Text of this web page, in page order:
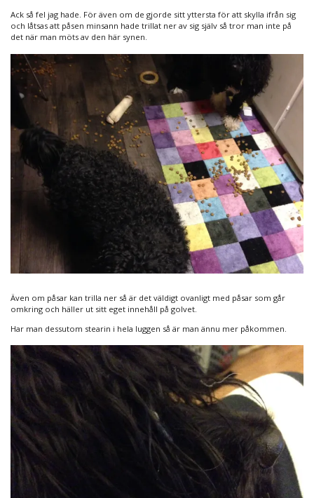
Ack så fel jag hade. För även om de gjorde sitt yttersta för att skylla ifrån sig
och låtsas att påsen minsann hade trillat ner av sig själv så tror man inte på
det när man möts av den här synen.
Även om påsar kan trilla ner så är det väldigt ovanligt med påsar som går
omkring och häller ut sitt eget innehåll på golvet.
Har man dessutom stearin i hela luggen så är man ännu mer påkommen.